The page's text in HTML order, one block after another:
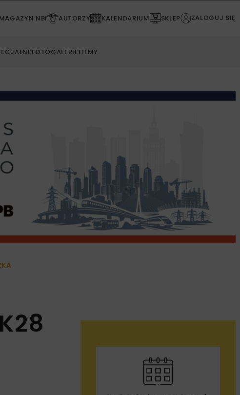
MAGAZYN NBI AUTORZY KALENDARIUM SKLEP ZALOGUJ SIĘ
FOTOGALERIEFILMY